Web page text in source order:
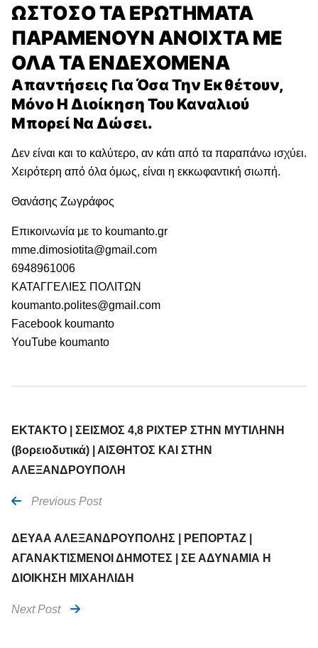
ΩΣΤΟΣΟ ΤΑ ΕΡΩΤΗΜΑΤΑ
ΠΑΡΑΜΕΝΟΥΝ ΑΝΟΙΧΤΑ ΜΕ
ΟΛΑ ΤΑ ΕΝΔΕΧΟΜΕΝΑ
Απαντήσεις Για Όσα Την Εκθέτουν,
Μόνο Η Διοίκηση Του Καναλιού
Μπορεί Να Δώσει.
Δεν είναι και το καλύτερο, αν κάτι από τα παραπάνω ισχύει.
Χειρότερη από όλα όμως, είναι η εκκωφαντική σιωπή.
Θανάσης Ζωγράφος
Επικοινωνία με το koumanto.gr
mme.dimosiotita@gmail.com
6948961006
ΚΑΤΑΓΓΕΛΙΕΣ ΠΟΛΙΤΩΝ
koumanto.polites@gmail.com
Facebook koumanto
YouTube koumanto
ΕΚΤΑΚΤΟ | ΣΕΙΣΜΟΣ 4,8 ΡΙΧΤΕΡ ΣΤΗΝ ΜΥΤΙΛΗΝΗ
(βορειοδυτικά) | ΑΙΣΘΗΤΟΣ ΚΑΙ ΣΤΗΝ
ΑΛΕΞΑΝΔΡΟΥΠΟΛΗ
Previous Post
ΔΕΥΑΑ ΑΛΕΞΑΝΔΡΟΥΠΟΛΗΣ | ΡΕΠΟΡΤΑΖ |
ΑΓΑΝΑΚΤΙΣΜΕΝΟΙ ΔΗΜΟΤΕΣ | ΣΕ ΑΔΥΝΑΜΙΑ Η
ΔΙΟΙΚΗΣΗ ΜΙΧΑΗΛΙΔΗ
Next Post